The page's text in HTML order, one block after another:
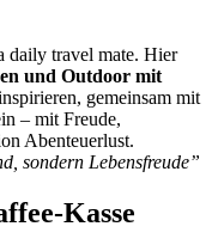
daily travel mate. Hier
und Outdoor mit
gemeinsam mit
– mit Freude,
Abenteuerlust.
sondern Lebensfreude”
Kasse